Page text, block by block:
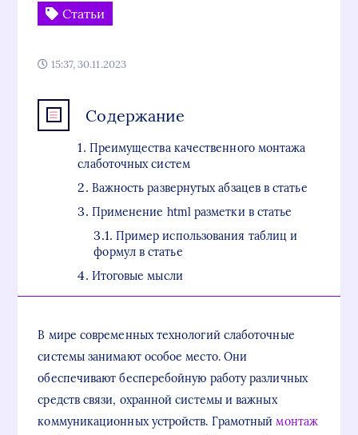
Статьи
15:37, 30.11.2023
Содержание
Преимущества качественного монтажа
слаботочных систем
Важность развернутых абзацев в статье
Применение html разметки в статье
Пример использования таблиц и
формул в статье
Итоговые мысли
В мире современных технологий слаботочные
системы занимают особое место. Они
обеспечивают бесперебойную работу различных
средств связи, охранной системы и важных
коммуникационных устройств. Грамотныймонтаж